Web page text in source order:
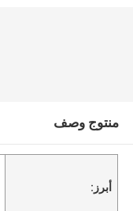
منتوج وصف
أبرز: